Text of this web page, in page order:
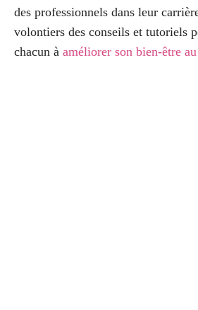
des professionnels dans leur
volontiers des conseils et tutoriels
chacun à améliorer son bien-être